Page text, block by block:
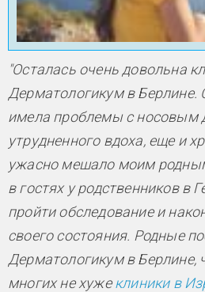
"Осталась очень довольна
Дерматологикум в Берлине.
имела проблемы с носовым
утрудненного вдоха, еще и
ужасно мешало моим
в гостях у родственников в
пройти обследование и
своего состояния. Родные
Дерматологикум в Берлине,
многих не хужеклиники в